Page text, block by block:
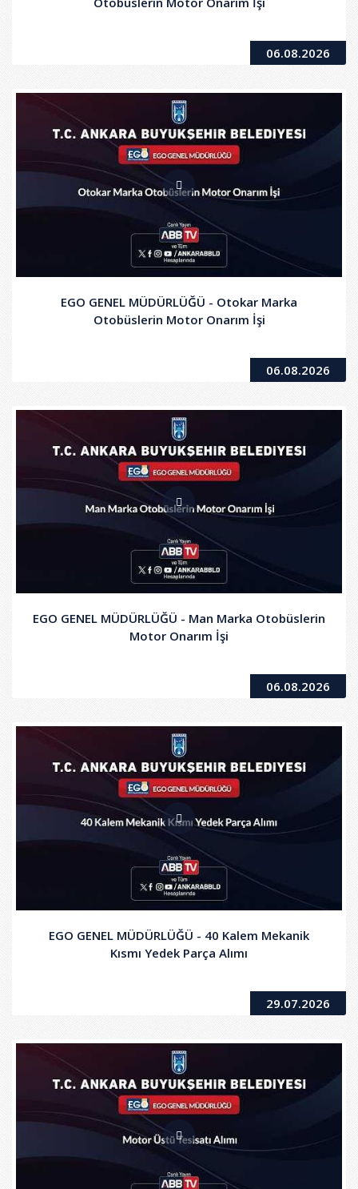
06.08.2026
EGO GENEL MÜDÜRLÜĞÜ - Otokar Marka
Otobüslerin Motor Onarım İşi
06.08.2026
EGO GENEL MÜDÜRLÜĞÜ - Man Marka Otobüslerin
Motor Onarım İşi
06.08.2026
EGO GENEL MÜDÜRLÜĞÜ - 40 Kalem Mekanik
Kısmı Yedek Parça Alımı
29.07.2026